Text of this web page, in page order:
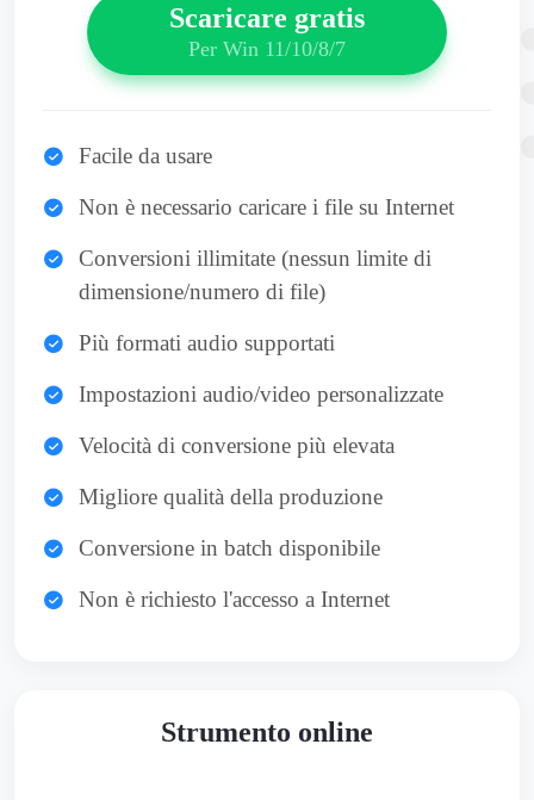
Scaricare gratis
Per Win 11/10/8/7
Facile da usare
Non è necessario caricare i file su Internet
Conversioni illimitate (nessun limite di
dimensione/numero di file)
Più formati audio supportati
Impostazioni audio/video personalizzate
Velocità di conversione più elevata
Migliore qualità della produzione
Conversione in batch disponibile
Non è richiesto l'accesso a Internet
Strumento online